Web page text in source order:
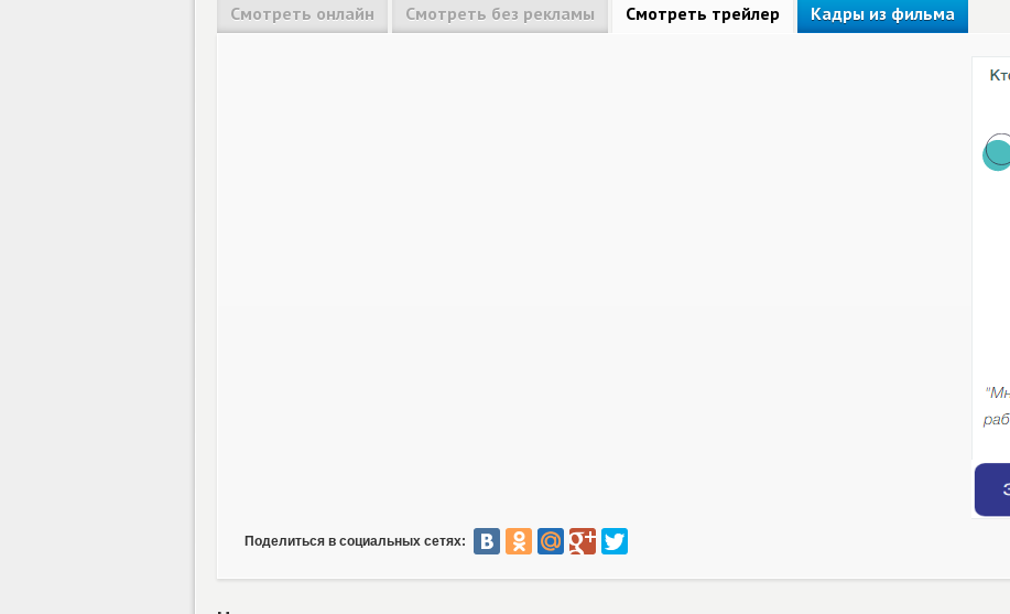
Смотреть онлайн Смотреть без рекламы Смотреть трейлер Кадры из фильма
Поделиться в социальных сетях: